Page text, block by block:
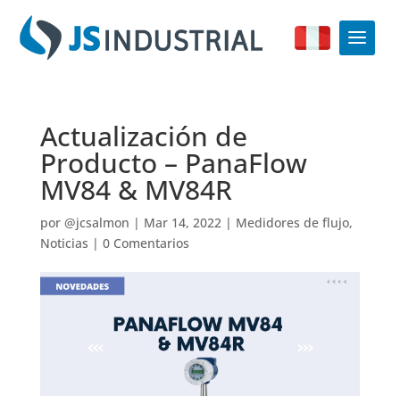
Actualización de
Producto – PanaFlow
MV84 & MV84R
por @jcsalmon | Mar 14, 2022| Medidores de flujo,
Noticias | 0 Comentarios